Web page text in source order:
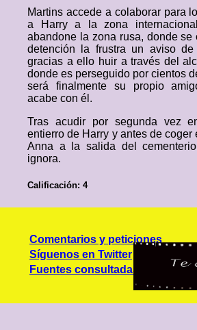
Martins accede a colaborar para
a Harry a la zona
abandone la zona rusa, donde se
detención la frustra un aviso de
gracias a ello huir a través del
donde es perseguido por cientos
será finalmente su propio
acabe con él.
Tras acudir por segunda vez
entierro de Harry y antes de coger
Anna a la salida del
ignora.
Calificación: 4
Comentarios y peticiones
Síguenos en Twitter
Fuentes consultadas